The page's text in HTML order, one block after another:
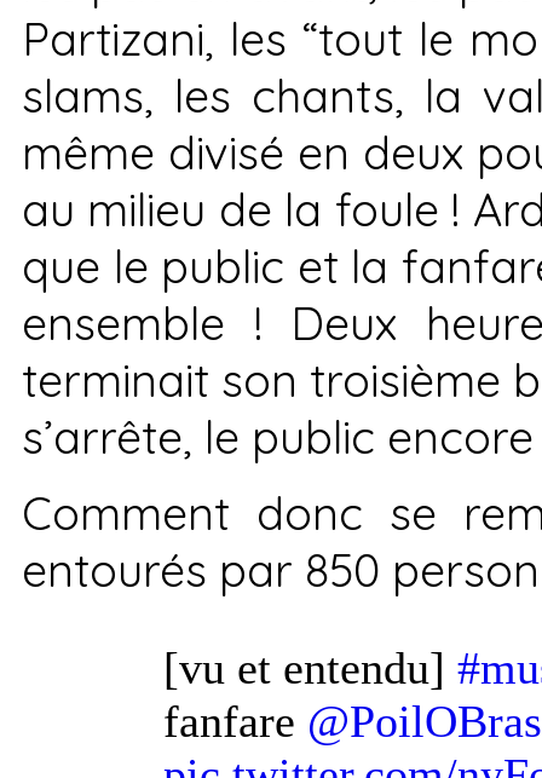
Partizani, les “tout le
slams, les chants, la
même divisé en deux
au milieu de la foule !
que le public et la
ensemble ! Deux
terminait son troisième
s’arrête, le public
Comment donc se
entourés par 850
[vu et entendu]
fanfare